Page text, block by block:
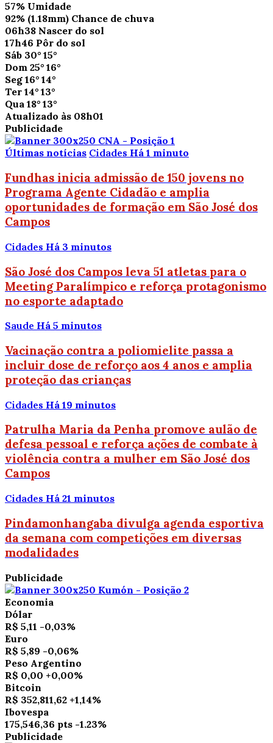
57% Umidade
92% (1.18mm) Chance de chuva
06h38 Nascer do sol
17h46 Pôr do sol
Sáb 30° 15°
Dom 25° 16°
Seg 16° 14°
Ter 14° 13°
Qua 18° 13°
Atualizado às 08h01
Publicidade
Últimas notícias Cidades Há 1 minuto
Fundhas inicia admissão de 150 jovens no
Programa Agente Cidadão e amplia
oportunidades de formação em São José dos
Campos
Cidades Há 3 minutos
São José dos Campos leva 51 atletas para o
Meeting Paralímpico e reforça protagonismo
no esporte adaptado
Saude Há 5 minutos
Vacinação contra a poliomielite passa a
incluir dose de reforço aos 4 anos e amplia
proteção das crianças
Cidades Há 19 minutos
Patrulha Maria da Penha promove aulão de
defesa pessoal e reforça ações de combate à
violência contra a mulher em São José dos
Campos
Cidades Há 21 minutos
Pindamonhangaba divulga agenda esportiva
da semana com competições em diversas
modalidades
Publicidade
Economia
Dólar
R$ 5,11 -0,03%
Euro
R$ 5,89 -0,06%
Peso Argentino
R$ 0,00 +0,00%
Bitcoin
R$ 352,811,62 +1,14%
Ibovespa
175,546,36 pts -1.23%
Publicidade